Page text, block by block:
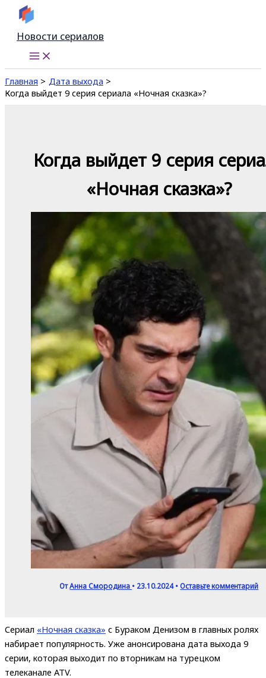
Перейти
содержимому
Новости сериалов
Главная
Дата выхода
Когда выйдет 9 серия сериала «Ночная сказка»?
Когда выйдет 9 серия
«Ночная сказка»?
ОтАнна Смородина • 23.10.2024• Оставьте комментарий
Сериал «Ночная сказка» с Бураком Денизом в главных ролях
набирает популярность. Уже анонсирована дата выхода 9
серии, которая выходит по вторникам на турецком
телеканале ATV.